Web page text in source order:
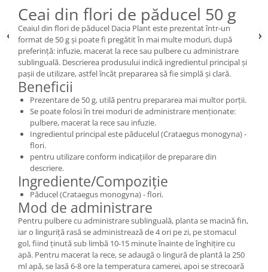
Ceai din flori de păducel 50 g
Ceaiul din flori de păducel Dacia Plant este prezentat într-un
format de 50 g și poate fi pregătit în mai multe moduri, după
preferință: infuzie, macerat la rece sau pulbere cu administrare
sublinguală. Descrierea produsului indică ingredientul principal și
pașii de utilizare, astfel încât prepararea să fie simplă și clară.
Beneficii
Prezentare de 50 g, utilă pentru prepararea mai multor porții.
Se poate folosi în trei moduri de administrare menționate:
pulbere, macerat la rece sau infuzie.
Ingredientul principal este păducelul (Crataegus monogyna) -
flori.
pentru utilizare conform indicațiilor de preparare din
descriere.
Ingrediente/Compoziție
Păducel (Crataegus monogyna) - flori.
Mod de administrare
Pentru pulbere cu administrare sublinguală, planta se macină fin,
iar o linguriță rasă se administrează de 4 ori pe zi, pe stomacul
gol, fiind ținută sub limbă 10-15 minute înainte de înghițire cu
apă. Pentru macerat la rece, se adaugă o lingură de plantă la 250
ml apă, se lasă 6-8 ore la temperatura camerei, apoi se strecoară